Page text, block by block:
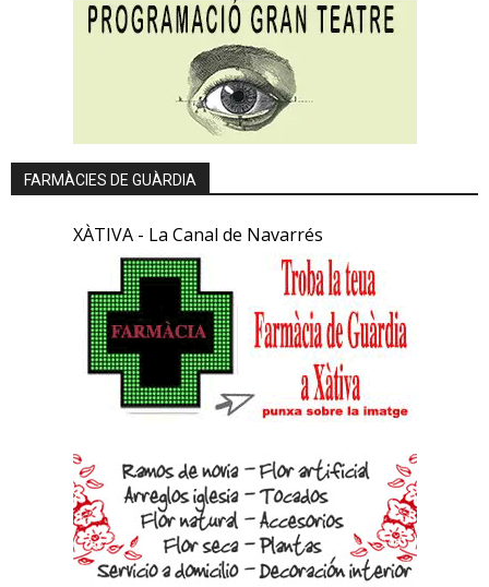
FARMÀCIES DE GUÀRDIA
XÀTIVA - La Canal de Navarrés